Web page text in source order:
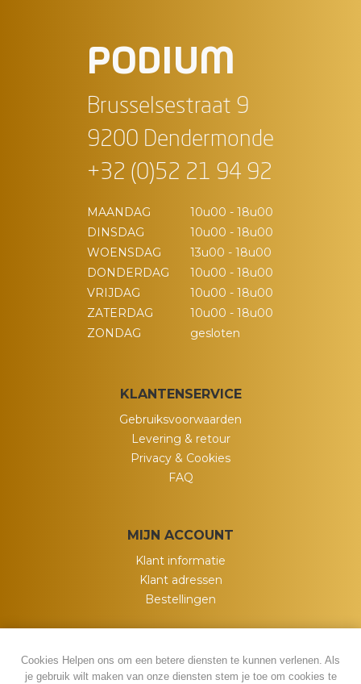
PODIUM
Brusselsestraat 9
9200 Dendermonde
+32 (0)52 21 94 92
MAANDAG
10u00 - 18u00
DINSDAG
10u00 - 18u00
WOENSDAG
13u00 - 18u00
DONDERDAG
10u00 - 18u00
VRIJDAG
10u00 - 18u00
ZATERDAG
10u00 - 18u00
ZONDAG
gesloten
KLANTENSERVICE
Gebruiksvoorwaarden
Levering & retour
Privacy & Cookies
FAQ
MIJN ACCOUNT
Klant informatie
Klant adressen
Bestellingen
Cookies Helpen ons om een betere diensten te kunnen verlenen. Als
je gebruik wilt maken van onze diensten stem je toe om cookies te